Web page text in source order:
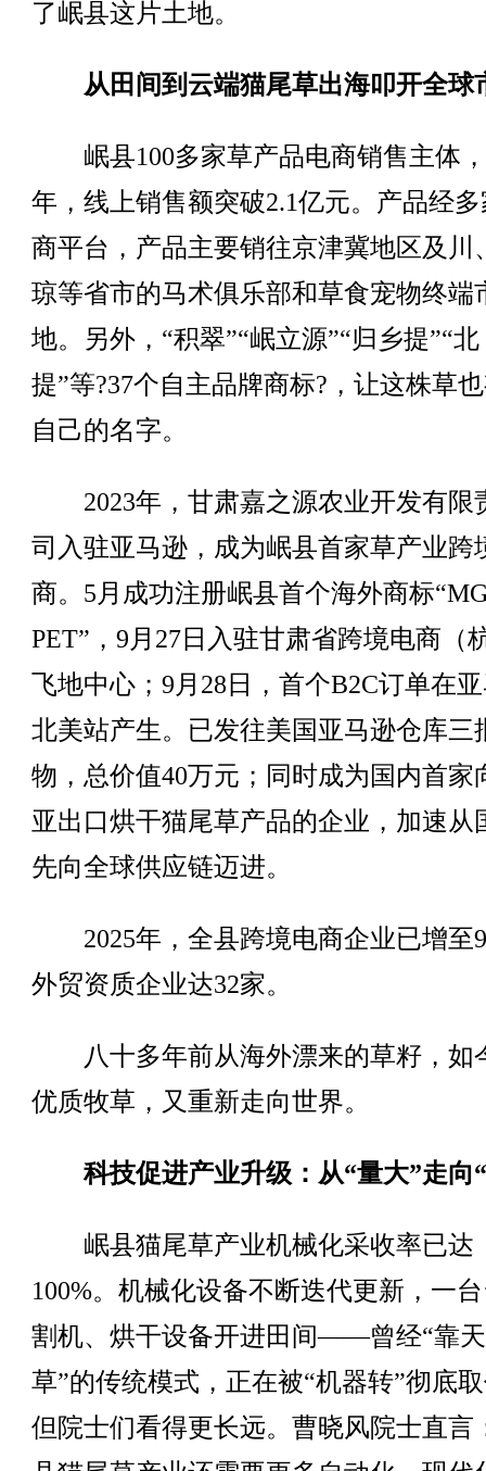
了岷县这片土地。
从田间到云端猫尾草出海叩开全球
岷县100多家草产品电商销售主体，
年，线上销售额突破2.1亿元。产品经
商平台，产品主要销往京津冀地区及川
琼等省市的马术俱乐部和草食宠物终端
地。另外，“积翠”“岷立源”“归乡提”“北
提”等?37个自主品牌商标?，让这株草
自己的名字。
2023年，甘肃嘉之源农业开发有限
司入驻亚马逊，成为岷县首家草产业跨
商。5月成功注册岷县首个海外商标
PET”，9月27日入驻甘肃省跨境电商（
飞地中心；9月28日，首个B2C订单在
北美站产生。已发往美国亚马逊仓库三
物，总价值40万元；同时成为国内首家
亚出口烘干猫尾草产品的企业，加速从
先向全球供应链迈进。
2025年，全县跨境电商企业已增至
外贸资质企业达32家。
八十多年前从海外漂来的草籽，如
优质牧草，又重新走向世界。
科技促进产业升级：从“量大”走向
岷县猫尾草产业机械化采收率已达
100%。机械化设备不断迭代更新，一
割机、烘干设备开进田间——曾经“靠
草”的传统模式，正在被“机器转”彻底
但院士们看得更长远。曹晓风院士直言